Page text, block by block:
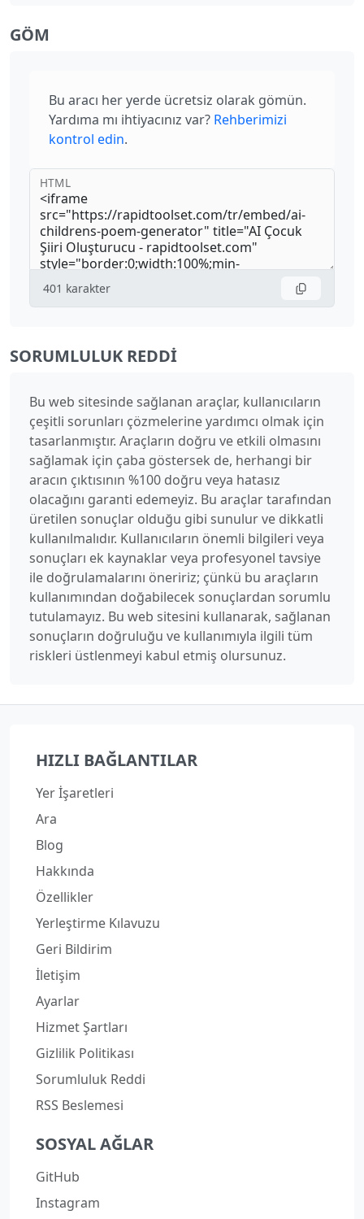
GÖM
Bu aracı her yerde ücretsiz olarak gömün.
Yardıma mı ihtiyacınız var? Rehberimizi
kontrol edin.
HTML
401 karakter
SORUMLULUK REDDI
Bu web sitesinde sağlanan araçlar, kullanıcıların
çeşitli sorunları çözmelerine yardımcı olmak için
tasarlanmıştır. Araçların doğru ve etkili olmasını
sağlamak için çaba göstersek de, herhangi bir
aracın çıktısının %100 doğru veya hatasız
olacağını garanti edemeyiz. Bu araçlar tarafından
üretilen sonuçlar olduğu gibi sunulur ve dikkatli
kullanılmalıdır. Kullanıcıların önemli bilgileri veya
sonuçları ek kaynaklar veya profesyonel tavsiye
ile doğrulamalarını öneririz; çünkü bu araçların
kullanımından doğabilecek sonuçlardan sorumlu
tutulamayız. Bu web sitesini kullanarak, sağlanan
sonuçların doğruluğu ve kullanımıyla ilgili tüm
riskleri üstlenmeyi kabul etmiş olursunuz.
HIZLI BAĞLANTILAR
Yer İşaretleri
Ara
Blog
Hakkında
Özellikler
Yerleştirme Kılavuzu
Geri Bildirim
İletişim
Ayarlar
Hizmet Şartları
Gizlilik Politikası
Sorumluluk Reddi
RSS Beslemesi
SOSYAL AĞLAR
GitHub
Instagram